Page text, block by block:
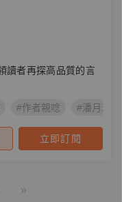
讀者再探高品質的言
#作者親唸 #潘月琪
立即訂閱
»